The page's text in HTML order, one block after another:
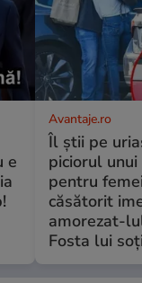
e
Avantaje.ro
Îl știi pe
piciorul
pentru
căsătorit
amorezat-
Fosta lui